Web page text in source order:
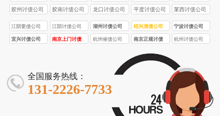
胶州讨债公司 胶南讨债公司 龙口讨债公司 平度讨债公司 莱西讨债公司
江阴要债公司 江阴讨债公司 湖州讨债公司 绍兴清债公司 宁波讨债公司
宜兴讨债公司
南京上门讨债
杭州催债公司
南京正规讨债
杭州讨债公司
全国服务热线：
131-2226-7733